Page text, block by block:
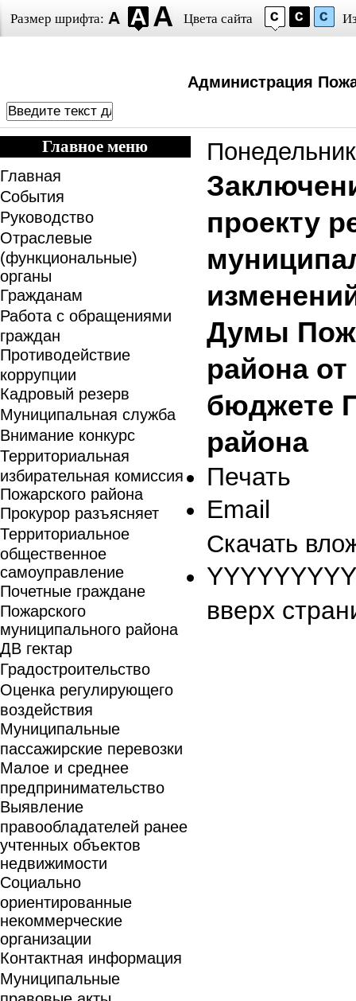
Размер шрифта: Цвета сайта
Администрация
Главное меню
Главная
События
Руководство
Отраслевые
(функциональные)
органы
Гражданам
Работа с обращениями
граждан
Противодействие
коррупции
Кадровый резерв
Муниципальная служба
Внимание конкурс
Территориальная
избирательная комиссия
Пожарского района
Прокурор разъясняет
Территориальное
общественное
самоуправление
Почетные граждане
Пожарского
муниципального района
ДВ гектар
Градостроительство
Оценка регулирующего
воздействия
Муниципальные
пассажирские перевозки
Малое и среднее
предпринимательство
Выявление
правообладателей ранее
учтенных объектов
недвижимости
Социально
ориентированные
некоммерческие
организации
Контактная информация
Муниципальные
правовые акты
проекту
Думы
района
бюджете
района
Печать
Email
Скачать
вверх